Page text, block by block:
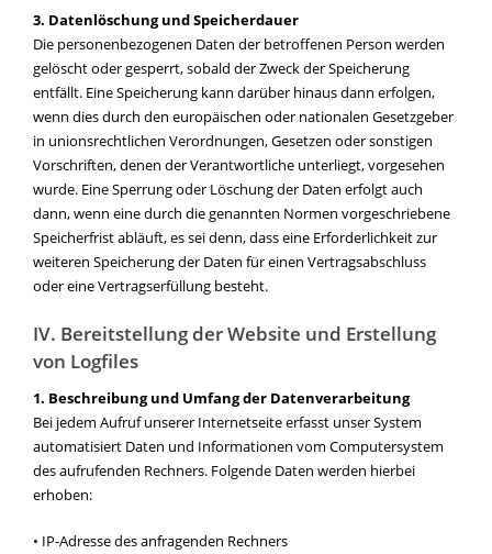
3. Datenlöschung und Speicherdauer
Die personenbezogenen Daten der betroffenen Person werden
gelöscht oder gesperrt, sobald der Zweck der Speicherung
entfällt. Eine Speicherung kann darüber hinaus dann erfolgen,
wenn dies durch den europäischen oder nationalen Gesetzgeber
in unionsrechtlichen Verordnungen, Gesetzen oder sonstigen
Vorschriften, denen der Verantwortliche unterliegt, vorgesehen
wurde. Eine Sperrung oder Löschung der Daten erfolgt auch
dann, wenn eine durch die genannten Normen vorgeschriebene
Speicherfrist abläuft, es sei denn, dass eine Erforderlichkeit zur
weiteren Speicherung der Daten für einen Vertragsabschluss
oder eine Vertragserfüllung besteht.
IV. Bereitstellung der Website und Erstellung
von Logfiles
1. Beschreibung und Umfang der Datenverarbeitung
Bei jedem Aufruf unserer Internetseite erfasst unser System
automatisiert Daten und Informationen vom Computersystem
des aufrufenden Rechners. Folgende Daten werden hierbei
erhoben:
• IP-Adresse des anfragenden Rechners